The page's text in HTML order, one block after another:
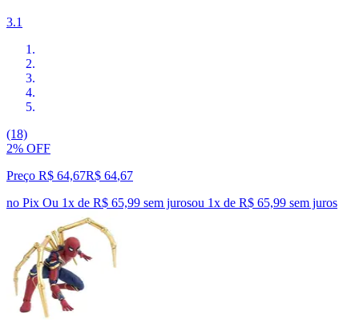
3.1
(18)
2% OFF
Preço R$ 64,67R$ 64,67
no Pix Ou 1x de R$ 65,99 sem jurosou 1x de R$ 65,99 sem juros